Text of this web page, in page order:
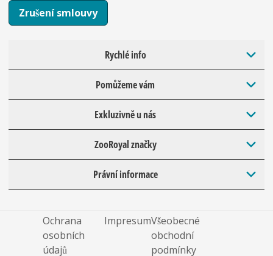
Zrušení smlouvy
Rychlé info
Pomůžeme vám
Exkluzivně u nás
ZooRoyal značky
Právní informace
Ochrana
osobních
údajů
ImpresumVšeobecné
obchodní
podmínky